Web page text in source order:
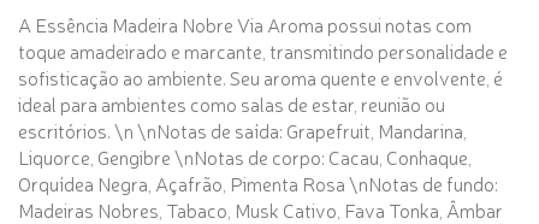
A Essência Madeira Nobre Via Aroma possui notas com
toque amadeirado e marcante, transmitindo personalidade e
sofisticação ao ambiente. Seu aroma quente e envolvente, é
ideal para ambientes como salas de estar, reunião ou
escritórios. \n \nNotas de saída: Grapefruit, Mandarina,
Liquorce, Gengibre \nNotas de corpo: Cacau, Conhaque,
Orquídea Negra, Açafrão, Pimenta Rosa \nNotas de fundo:
Madeiras Nobres, Tabaco, Musk Cativo, Fava Tonka, Âmbar